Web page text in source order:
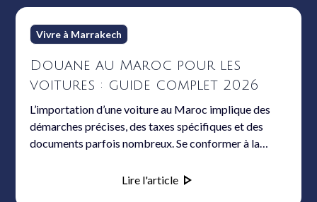
Vivre à Marrakech
Douane au Maroc pour les
voitures : guide complet 2026
L’importation d’une voiture au Maroc implique des
démarches précises, des taxes spécifiques et des
documents parfois nombreux. Se conformer à la
ou investisseur, exige de bien préparer son projet. Ce
Lire l'article